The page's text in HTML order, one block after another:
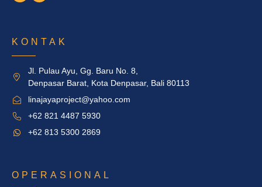
KONTAK
Jl. Pulau Ayu, Gg. Baru No. 8,
Denpasar Barat, Kota Denpasar, Bali 80113
linajayaproject@yahoo.com
+62 821 4487 5930
+62 813 5300 2869
OPERASIONAL